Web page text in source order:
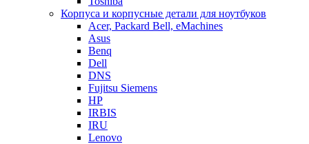
Корпуса и корпусные детали для ноутбуков
Acer, Packard Bell, eMachines
Asus
Benq
Dell
DNS
Fujitsu Siemens
HP
IRBIS
IRU
Lenovo